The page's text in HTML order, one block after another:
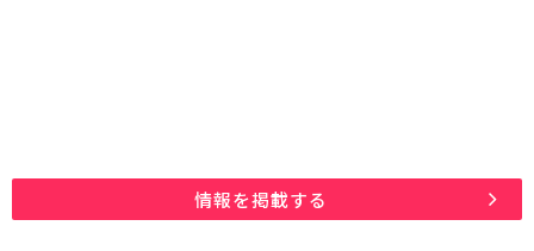
情報を掲載する